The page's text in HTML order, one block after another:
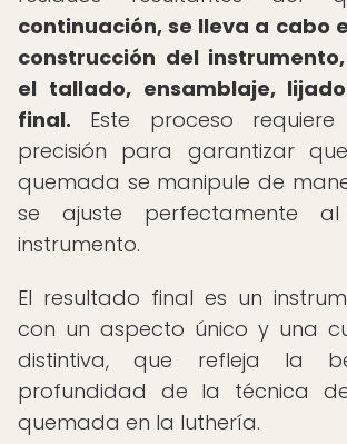
continuación, se lleva a cabo
construcción del
el tallado, ensamblaje,
final. Este proceso
precisión para garantizar
quemada se manipule de
se ajuste perfectamente
instrumento.
El resultado final es un
con un aspecto único y una
distintiva, que refleja la
profundidad de la técnica
quemada en la luthería.